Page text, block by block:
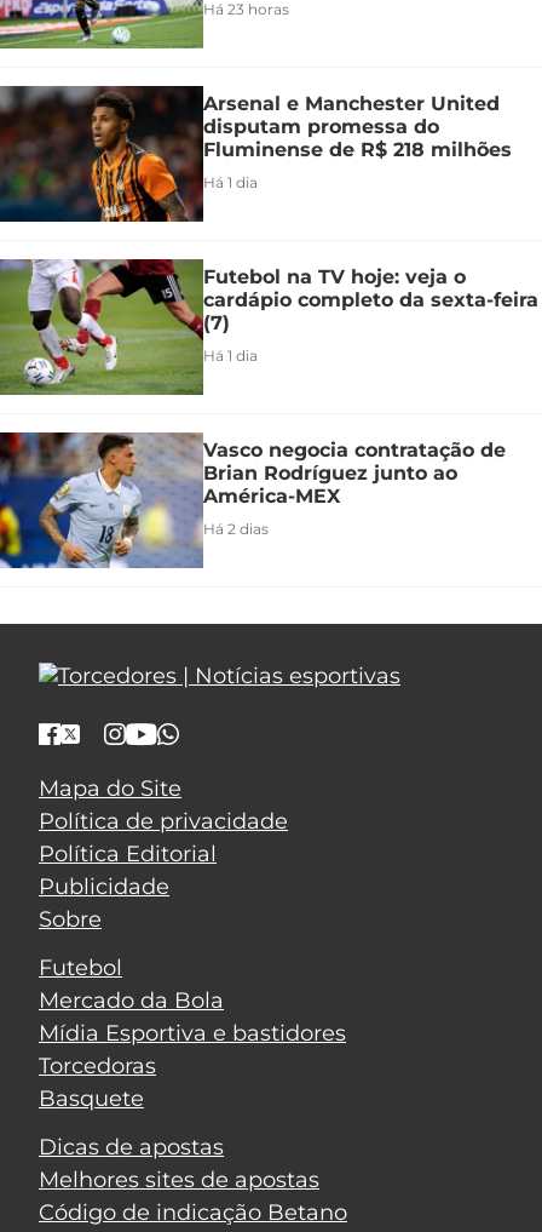
Há 23 horas
Arsenal e Manchester United
disputam promessa do
Fluminense de R$ 218 milhões
Há 1 dia
Futebol na TV hoje: veja o
cardápio completo da sexta-feira
(7)
Há 1 dia
Vasco negocia contratação de
Brian Rodríguez junto ao
América-MEX
Há 2 dias
Mapa do Site
Política de privacidade
Política Editorial
Publicidade
Sobre
Futebol
Mercado da Bola
Mídia Esportiva e bastidores
Torcedoras
Basquete
Dicas de apostas
Melhores sites de apostas
Código de indicação Betano